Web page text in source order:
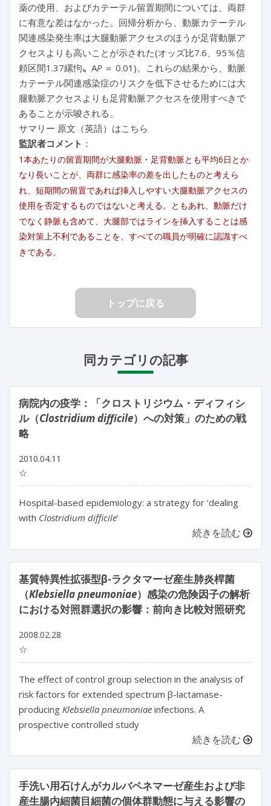
薬の使用、およびカテーテル留置期間については、両群
に有意な差はなかった。回帰分析から、動脈カテーテル
関連感染発生率は大腿動脈アクセスのほうが足背動脈ア
クセスよりも高いことが示された(オッズ比7.6、95％信
頼区間1.37縲怐〟AP＝ 0.01)。これらの結果から、動脈
カテーテル関連感染症のリスクを低下させるためには大
腿動脈アクセスよりも足背動脈アクセスを使用すべきで
あることが示唆される。
サマリー 原文（英語）はこちら
監訳者コメント ：
1本あたりの留置期間が大腿動脈・足背動脈とも平均6日とか
なり長いことが、両群に感染率の差を出したものと考えら
れ、短期間の留置であれば挿入しやすい大腿動脈アクセスの
使用を否定するものではないと考える。ともあれ、動脈だけ
でなく静脈も含めて、大腿部ではラインを挿入することは感
染対策上不利であることを、すべての職員が明確に認識すべ
きである。
トップに戻る
同カテゴリの記事
病院内の疫学：「クロストリジウム・ディフィシ
ル（Clostridium difficile）への対策」のための戦
略
2010.04.11
☆
Hospital-based epidemiology: a strategy for ‘dealing
with Clostridium difficile’
続きを読む
基質特異性拡張型β-ラクタマーゼ産生肺炎桿菌
（Klebsiella pneumoniae）感染の危険因子の解析
における対照群選択の影響：前向き比較対照研究
2008.02.28
☆
The effect of control group selection in the analysis of
risk factors for extended spectrum β-lactamase-
producing Klebsiella pneumoniae infections. A
prospective controlled study
続きを読む
手洗い用石けんがカルバペネマーゼ産生および非
産生腸内細菌目細菌の個体群動態に与える影響の